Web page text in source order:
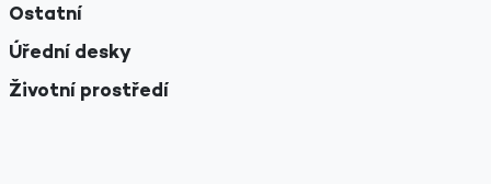
Ostatní
Úřední desky
Životní prostředí